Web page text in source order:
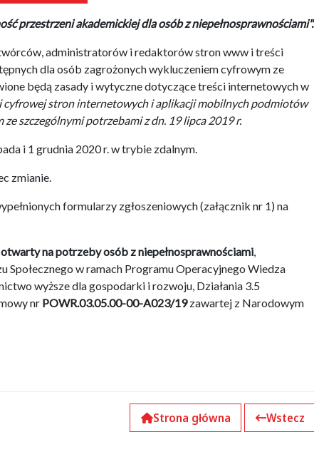
przestrzeni akademickiej dla osób z niepełnosprawnościami".
administratorów i redaktorów stron www i treści
dla osób zagrożonych wykluczeniem cyfrowym ze
będą zasady i wytyczne dotyczące treści internetowych w
cyfrowej stron internetowych i aplikacji mobilnych podmiotów
szczególnymi potrzebami z dn. 19 lipca 2019 r.
i 1 grudnia 2020 r. w trybie zdalnym.
zmianie.
formularzy zgłoszeniowych (załącznik nr 1) na
na potrzeby osób z niepełnosprawnościami,
Społecznego w ramach Programu Operacyjnego Wiedza
wyższe dla gospodarki i rozwoju, Działania 3.5
nr POWR.03.05.00-00-A023/19zawartej z Narodowym
Strona główna Wstecz